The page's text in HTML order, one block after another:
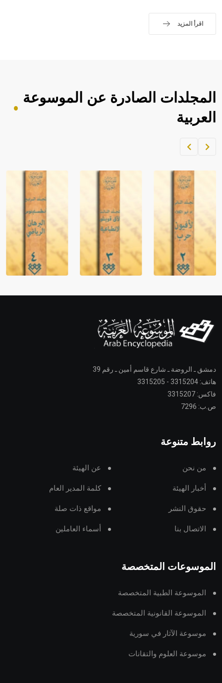
اقرأ المزيد
المجلدات الصادرة عن الموسوعة
العربية
دمشق ـ الروضة ـ شارع قاسم أمين ـ رقم 39
هاتف: 3315204 - 3315205
فاكس: 3315207
ص.ب: 7296
روابط متنوعة
من نحن عن الهيئة
أخبار الهيئة كلمة المدير العام
حقوق النشر مواقع ذات صلة
الاتصال بنا أسماء العاملين
الموسوعات المتخصصة
الموسوعة الطبية المتخصصة
الموسوعة القانونية المتخصصة
موسوعة الآثار في سورية
موسوعة العلوم والتقانات